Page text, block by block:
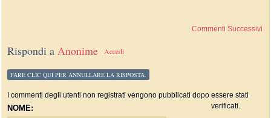
Commenti Successivi
Rispondi aAnonime Accedi
FARE CLIC QUI PER ANNULLARE LA RISPOSTA.
I commenti degli utenti non registrati vengono pubblicati dopo essere stati
verificati.
NOME: